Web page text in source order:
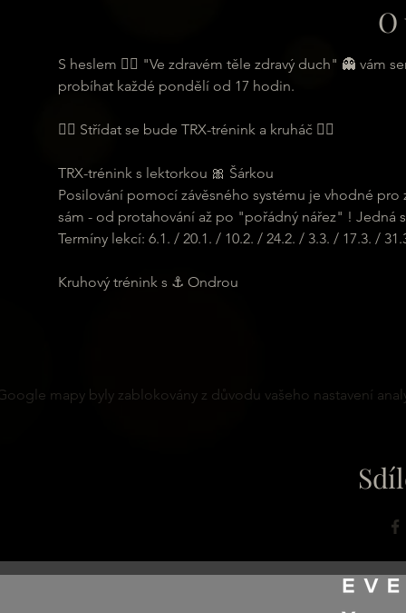
S heslem 🏋️‍♂️ "Ve zdravém těle zdravý duch" 👻 vám
probíhat každé pondělí od 17 hodin.
🏋️‍♂️ Střídat se bude TRX-trénink a kruháč 🏋️‍♂️
TRX-trénink s lektorkou 🎀 Šárkou
Posilování pomocí závěsného systému je vhodné
sám - od protahování až po "pořádný nářez" ! Jedná
Termíny lekcí: 6.1. / 20.1. / 10.2. / 24.2. / 3.3. / 17.3. /
Kruhový trénink s ⚓ Ondrou
mapy byly zablokovány z důvodu vašeho nastavení